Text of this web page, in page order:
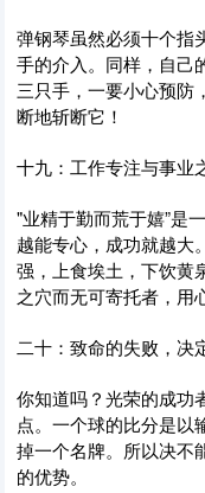
弹钢琴虽然必须十个指
手的介入。同样，自己
三只手，一要小心预防
断地斩断它！
十九：工作专注与事业
"业精于勤而荒于嬉”是
越能专心，成功就越大
强，上食埃土，下饮黄
之穴而无可寄托者，用
二十：致命的失败，决
你知道吗？光荣的成功
点。一个球的比分是以
掉一个名牌。所以决不
的优势。